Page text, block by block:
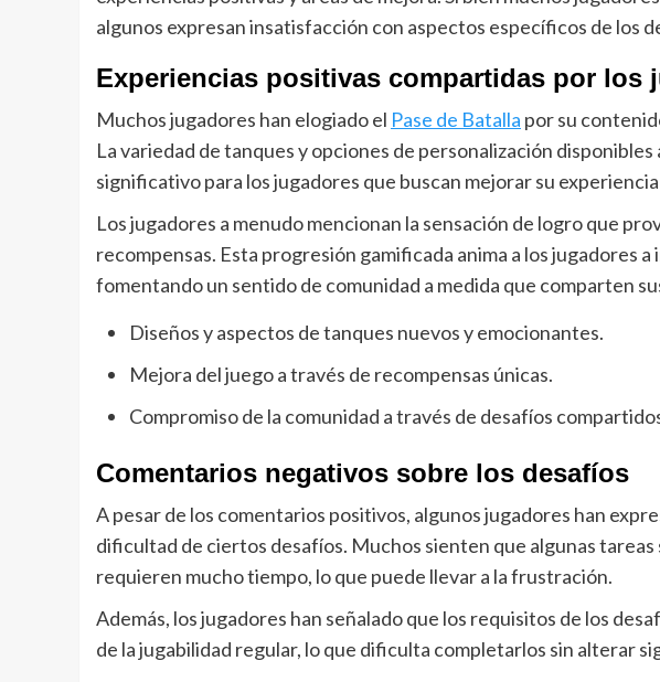
algunos expresan insatisfacción con aspectos específicos de los
Experiencias positivas compartidas por los
Muchos jugadores han elogiado el Pase de Batalla por su
La variedad de tanques y opciones de personalización disponibles
significativo para los jugadores que buscan mejorar su
Los jugadores a menudo mencionan la sensación de logro que
recompensas. Esta progresión gamificada anima a los jugadores
fomentando un sentido de comunidad a medida que comparten
Diseños y aspectos de tanques nuevos y emocionantes.
Mejora del juego a través de recompensas únicas.
Compromiso de la comunidad a través de desafíos
Comentarios negativos sobre los desafíos
A pesar de los comentarios positivos, algunos jugadores han
dificultad de ciertos desafíos. Muchos sienten que algunas tareas
requieren mucho tiempo, lo que puede llevar a la frustración.
Además, los jugadores han señalado que los requisitos de los
de la jugabilidad regular, lo que dificulta completarlos sin alterar